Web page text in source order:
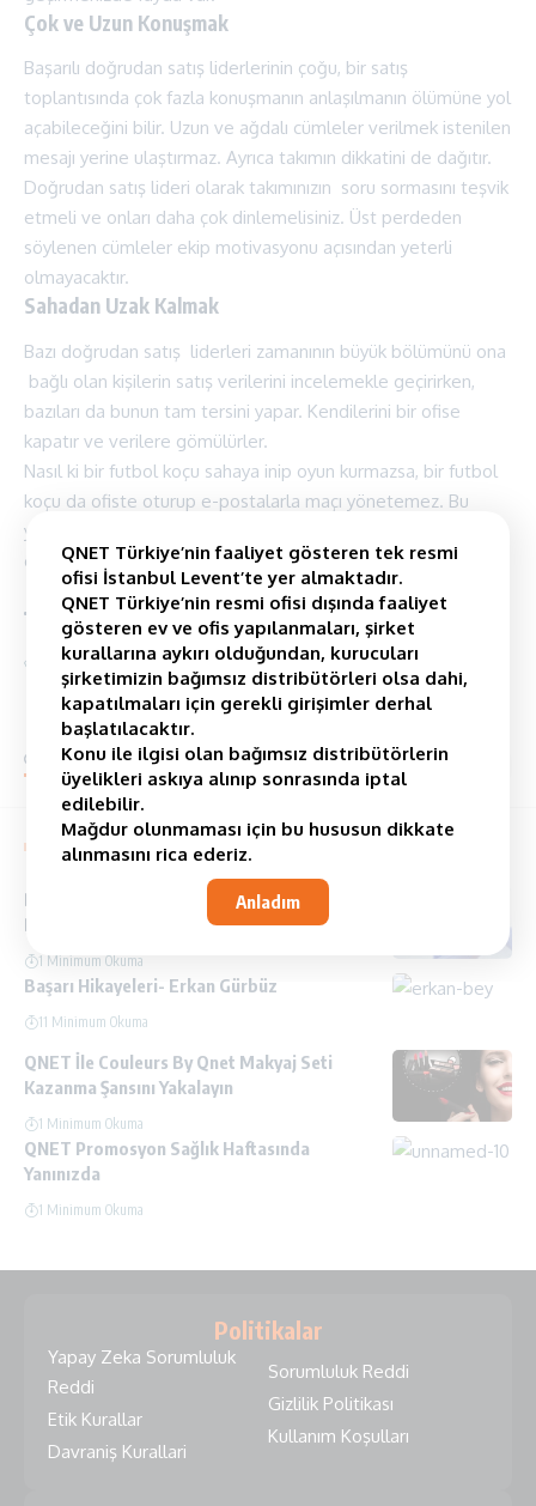
Çok ve Uzun Konuşmak
Başarılı doğrudan satış liderlerinin çoğu, bir satış
toplantısında çok fazla konuşmanın anlaşılmanın ölümüne yol
açabileceğini bilir. Uzun ve ağdalı cümleler verilmek istenilen
mesajı yerine ulaştırmaz. Ayrıca takımın dikkatini de dağıtır.
Doğrudan satış lideri olarak takımınızın soru sormasını teşvik
etmeli ve onları daha çok dinlemelisiniz. Üst perdeden
söylenen cümleler ekip motivasyonu açısından yeterli
olmayacaktır.
Sahadan Uzak Kalmak
Bazı doğrudan satış liderleri zamanının büyük bölümünü ona
bağlı olan kişilerin satış verilerini incelemekle geçirirken,
bazıları da bunun tam tersini yapar. Kendilerini bir ofise
kapatır ve verilere gömülürler.
Nasıl ki bir futbol koçu sahaya inip oyun kurmazsa, bir futbol
koçu da ofiste oturup e-postalarla maçı yönetemez. Bu
yüzden bir lider olarak sahaya hakimiyetinizin her daim
olması gerekiyor.
ETİKETLİ:Network Marketing Qnet QNET Türkiye
yorum Yap
You Might also Like
Derin Bir Nefes Alın, Çünkü Hergün Yeni Bir
Başlangıçtır
1 Minimum Okuma
Başarı Hikayeleri- Erkan Gürbüz
11 Minimum Okuma
QNET İle Couleurs By Qnet Makyaj Seti
Kazanma Şansını Yakalayın
1 Minimum Okuma
QNET Promosyon Sağlık Haftasında
Yanınızda
1 Minimum Okuma
Politikalar
Yapay Zeka Sorumluluk
Reddi
Etik Kurallar
Davraniş Kurallari
Sorumluluk Reddi
Gizlilik Politikası
Kullanım Koşulları
QNET Türkiye’nin faaliyet gösteren tek resmi
ofisi İstanbul Levent’te yer almaktadır.
QNET Türkiye’nin resmi ofisi dışında faaliyet
gösteren ev ve ofis yapılanmaları, şirket
kurallarına aykırı olduğundan, kurucuları
şirketimizin bağımsız distribütörleri olsa dahi,
kapatılmaları için gerekli girişimler derhal
başlatılacaktır.
Konu ile ilgisi olan bağımsız distribütörlerin
üyelikleri askıya alınıp sonrasında iptal
edilebilir.
Mağdur olunmaması için bu hususun dikkate
alınmasını rica ederiz.
Anladım